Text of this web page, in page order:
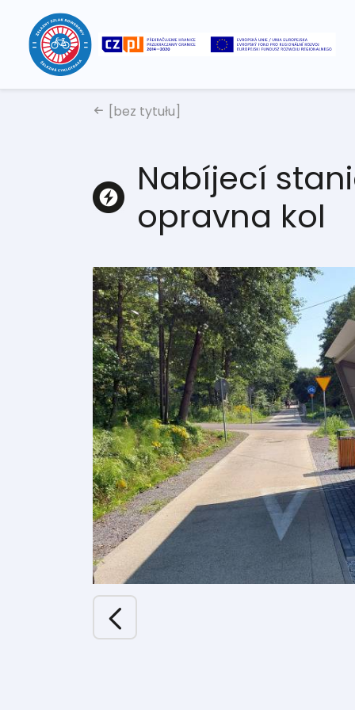
[bez tytułu]
Nabíjecí
opravna kol